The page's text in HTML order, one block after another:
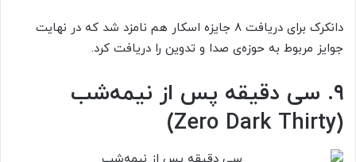
دانکرک برای دریافت ۸ جایزه اسکار هم نامزد شد که در نهایت
جوایز مربوط به حوزه‌ی صدا و تدوین را دریافت کرد.
۹. سی دقیقه پس از نیمه‌شب
(Zero Dark Thirty)